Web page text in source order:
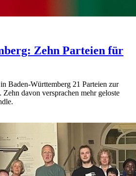
Zehn Parteien für
Baden-Württemberg 21 Parteien zur
davon versprachen mehr geloste